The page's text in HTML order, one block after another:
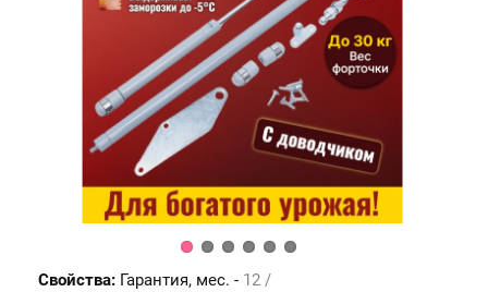
Свойства: Гарантия, мес. - 12 /